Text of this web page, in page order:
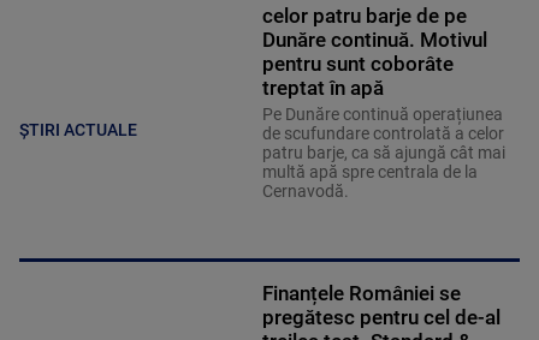
ȘTIRI ACTUALE
celor patru barje de pe
Dunăre continuă. Motivul
pentru sunt coborâte
treptat în apă
Pe Dunăre continuă operațiunea
de scufundare controlată a celor
patru barje, ca să ajungă cât mai
multă apă spre centrala de la
Cernavodă.
Finanțele României se
pregătesc pentru cel de-al